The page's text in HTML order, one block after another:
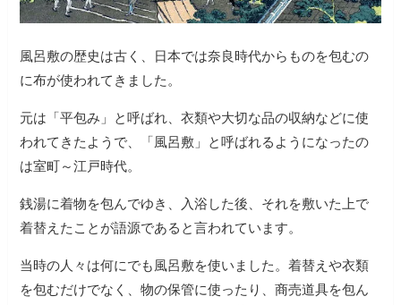
風呂敷の歴史は古く、日本では奈良時代からものを包むの
に布が使われてきました。
元は「平包み」と呼ばれ、衣類や大切な品の収納などに使
われてきたようで、「風呂敷」と呼ばれるようになったの
は室町～江戸時代。
銭湯に着物を包んでゆき、入浴した後、それを敷いた上で
着替えたことが語源であると言われています。
当時の人々は何にでも風呂敷を使いました。着替えや衣類
を包むだけでなく、物の保管に使ったり、商売道具を包ん